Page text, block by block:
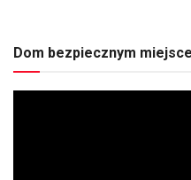
Dom bezpiecznym